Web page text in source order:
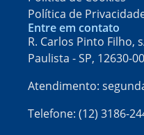
Política de
Entre em contato
R. Carlos Pinto Filho,
Paulista - SP, 12630-
Atendimento:
Telefone: (12) 3186-